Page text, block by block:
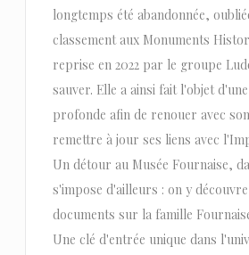
longtemps été abandonnée,
classement aux Monuments
reprise en 2022 par le groupe
sauver. Elle a ainsi fait l'objet
profonde afin de renouer avec
remettre à jour ses liens avec
Un détour au Musée Fournaise,
s'impose d'ailleurs : on y
documents sur la famille
Une clé d'entrée unique dans